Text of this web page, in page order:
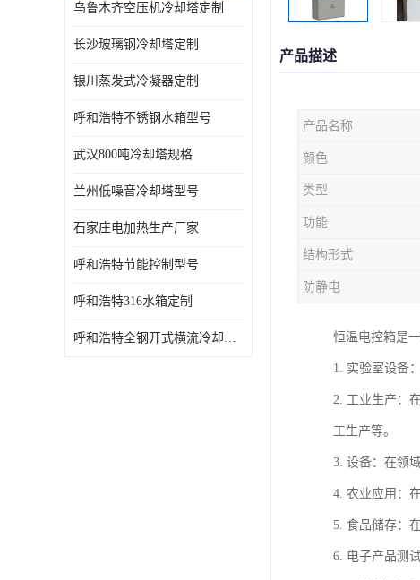
乌鲁木齐空压机冷却塔定制
长沙玻璃钢冷却塔定制
银川蒸发式冷凝器定制
呼和浩特不锈钢水箱型号
武汉800吨冷却塔规格
兰州低噪音冷却塔型号
石家庄电加热生产厂家
呼和浩特节能控制型号
呼和浩特316水箱定制
呼和浩特全钢开式横流冷却塔型号
产品描述
产品名称
颜色
类型
功能
结构形式
防静电
恒温电控箱是
1. 实验室设备
2. 工业生产：
工生产等。
3. 设备：在领
4. 农业应用：
5. 食品储存：
6. 电子产品测